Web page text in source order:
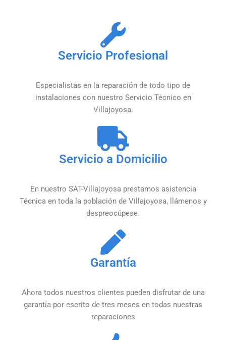
Servicio Profesional
Especialistas en la reparación de todo tipo de
instalaciones con nuestro Servicio Técnico en
Villajoyosa.
Servicio a Domicilio
En nuestro SAT-Villajoyosa prestamos asistencia
Técnica en toda la población de Villajoyosa, llámenos y
despreocúpese.
Garantía
Ahora todos nuestros clientes pueden disfrutar de una
garantía por escrito de tres meses en todas nuestras
reparaciones